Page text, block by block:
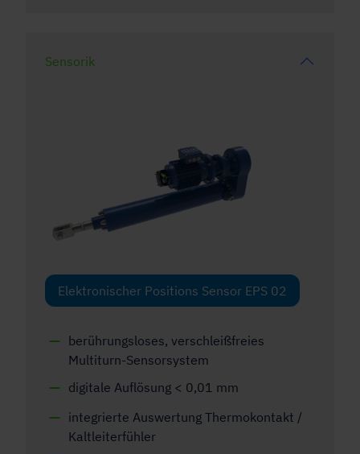
Sensorik
Elektronischer Positions Sensor EPS 02
berührungsloses, verschleißfreies
Multiturn-Sensorsystem
digitale Auflösung < 0,01 mm
integrierte Auswertung Thermokontakt /
Kaltleiterfühler